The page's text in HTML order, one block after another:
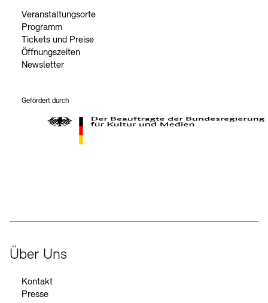
Veranstaltungsorte
Programm
Tickets und Preise
Öffnungszeiten
Newsletter
Gefördert durch
Über Uns
Kontakt
Presse